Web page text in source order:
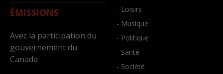
ÉMISSIONS
Avec la participation du
gouvernement du
Canada
- Loisirs
- Musique
- Politique
- Santé
- Société